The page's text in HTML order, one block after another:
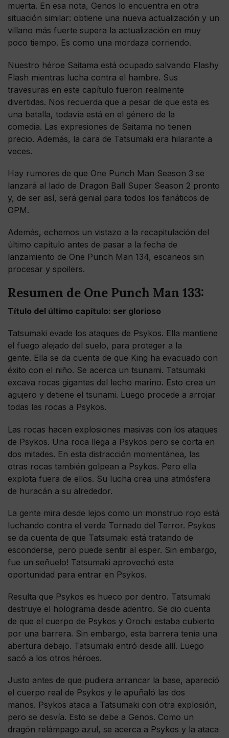
muerta. En esa nota, Genos lo encuentra en otra
situación similar: obtiene una nueva actualización y un
villano más fuerte supera la actualización en muy
poco tiempo. Es como una mordaza corriendo.
Nuestro héroe Saitama está ocupado salvando Flashy
Flash mientras lucha contra el hambre. Sus
travesuras en este capítulo fueron realmente
divertidas. Nos recuerda que a pesar de que esta es
una batalla, todavía está en el género de la
comedia. Las expresiones de Saitama no tienen
precio. Además, la cara de Tatsumaki era hilarante a
veces.
Hay rumores de que One Punch Man Season 3 se
lanzará al lado de Dragon Ball Super Season 2 pronto
y, de ser así, será genial para todos los fanáticos de
OPM.
Además, echemos un vistazo a la recapitulación del
último capítulo antes de pasar a la fecha de
lanzamiento de One Punch Man 134, escaneos sin
procesar y spoilers.
Resumen de One Punch Man 133:
Título del último capítulo: ser glorioso
Tatsumaki evade los ataques de Psykos. Ella mantiene
el fuego alejado del suelo, para proteger a la
gente. Ella se da cuenta de que King ha evacuado con
éxito con el niño. Se acerca un tsunami. Tatsumaki
excava rocas gigantes del lecho marino. Esto crea un
agujero y detiene el tsunami. Luego procede a arrojar
todas las rocas a Psykos.
Las rocas hacen explosiones masivas con los ataques
de Psykos. Una roca llega a Psykos pero se corta en
dos mitades. En esta distracción momentánea, las
otras rocas también golpean a Psykos. Pero ella
explota fuera de ellos. Su lucha crea una atmósfera
de huracán a su alrededor.
La gente mira desde lejos como un monstruo rojo está
luchando contra el verde Tornado del Terror. Psykos
se da cuenta de que Tatsumaki está tratando de
esconderse, pero puede sentir al esper. Sin embargo,
fue un señuelo! Tatsumaki aprovechó esta
oportunidad para entrar en Psykos.
Resulta que Psykos es hueco por dentro. Tatsumaki
destruye el holograma desde adentro. Se dio cuenta
de que el cuerpo de Psykos y Orochi estaba cubierto
por una barrera. Sin embargo, esta barrera tenía una
abertura debajo. Tatsumaki entró desde allí. Luego
sacó a los otros héroes.
Justo antes de que pudiera arrancar la base, apareció
el cuerpo real de Psykos y le apuñaló las dos
manos. Psykos ataca a Tatsumaki con otra explosión,
pero se desvía. Esto se debe a Genos. Como un
dragón relámpago azul, se acerca a Psykos y la ataca